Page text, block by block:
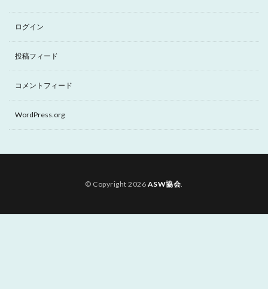
ログイン
投稿フィード
コメントフィード
WordPress.org
© Copyright 2026 ASW協会